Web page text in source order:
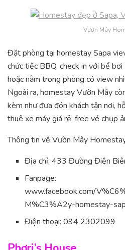
Vườn Mây
Đặt phòng tại homestay Sapa
chức tiệc BBQ, check in với bể
hoặc nằm trong phòng có view
Ngoài ra, homestay Vườn Mây
kèm như đưa đón khách tận nơi,
thuê xe máy giá rẻ, free vé chụp
Thông tin về Vườn Mây
Địa chỉ: 433 Đường Điện
Fanpage:
www.facebook.com/
M%C3%A2y-homestay-
Điện thoại: 094 2302099